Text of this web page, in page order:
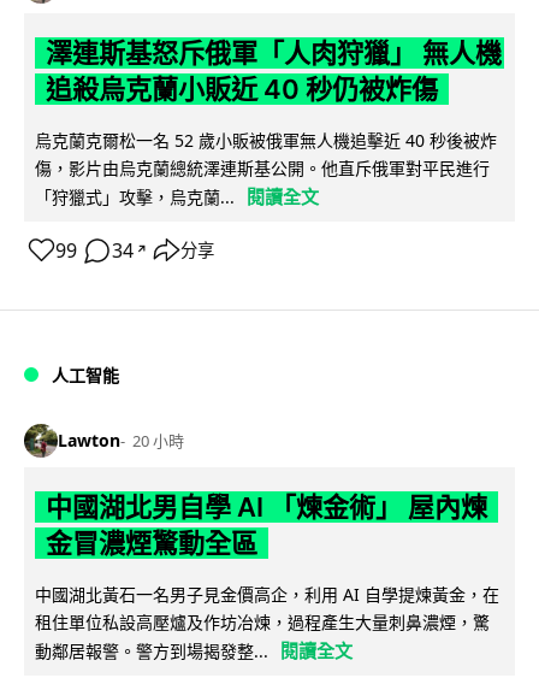
澤連斯基怒斥俄軍「人肉狩獵」 無人機
追殺烏克蘭小販近 40 秒仍被炸傷
烏克蘭克爾松一名 52 歲小販被俄軍無人機追擊近 40 秒後被炸
傷，影片由烏克蘭總統澤連斯基公開。他直斥俄軍對平民進行
「狩獵式」攻擊，烏克蘭...
閱讀全文
99 34 ↗ 分享
人工智能
Lawton 20 小時
中國湖北男自學 AI 「煉金術」 屋內煉
金冒濃煙驚動全區
中國湖北黃石一名男子見金價高企，利用 AI 自學提煉黃金，在
租住單位私設高壓爐及作坊冶煉，過程產生大量刺鼻濃煙，驚
動鄰居報警。警方到場揭發整...
閱讀全文